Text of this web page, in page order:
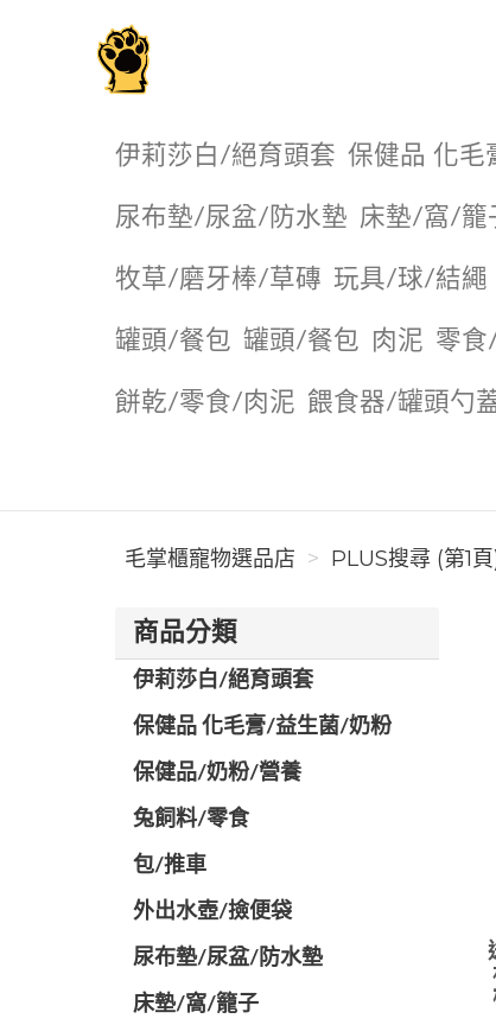
伊莉莎白/絕育頭套 保健品 化
尿布墊/尿盆/防水墊 床墊/窩/籠
牧草/磨牙棒/草磚 玩具/球/結繩
罐頭/餐包 罐頭/餐包 肉泥 零
餅乾/零食/肉泥 餵食器/罐頭勺
毛掌櫃寵物選品店 PLUS搜尋 (第1頁
商品分類
伊莉莎白/絕育頭套
保健品 化毛膏/益生菌/奶粉
保健品/奶粉/營養
兔飼料/零食
包/推車
外出水壺/撿便袋
尿布墊/尿盆/防水墊
️床墊/窩/籠子